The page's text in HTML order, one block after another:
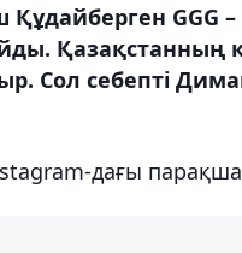
GGG
Қазақстанның
Сол себепті
дағы